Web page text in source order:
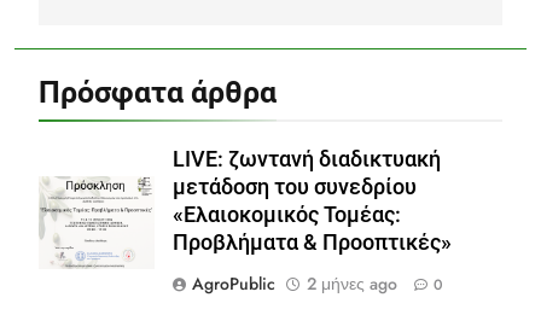
Πρόσφατα άρθρα
LIVE: ζωντανή διαδικτυακή
μετάδοση του συνεδρίου
«Ελαιοκομικός Τομέας:
Προβλήματα & Προοπτικές»
AgroPublic
2 μήνες ago 0